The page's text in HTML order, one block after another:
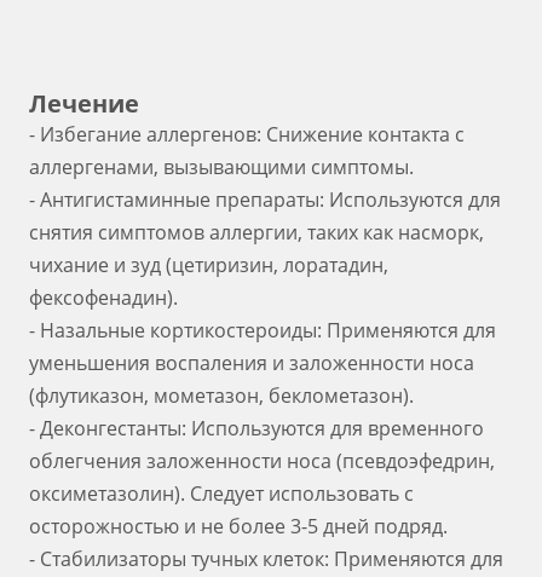
Лечение
- Избегание аллергенов: Снижение контакта с
аллергенами, вызывающими симптомы.
- Антигистаминные препараты: Используются для
снятия симптомов аллергии, таких как насморк,
чихание и зуд (цетиризин, лоратадин,
фексофенадин).
- Назальные кортикостероиды: Применяются для
уменьшения воспаления и заложенности носа
(флутиказон, мометазон, беклометазон).
- Деконгестанты: Используются для временного
облегчения заложенности носа (псевдоэфедрин,
оксиметазолин). Следует использовать с
осторожностью и не более 3-5 дней подряд.
- Стабилизаторы тучных клеток: Применяются для